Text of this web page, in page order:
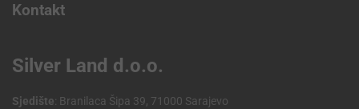
Kontakt
Silver Land d.o.o.
Sjedište: Branilaca Šipa 39, 71000 Sarajevo